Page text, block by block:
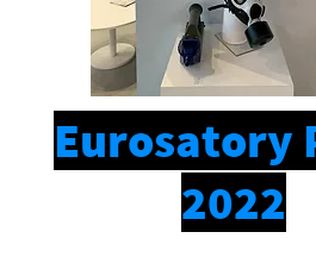
Eurosatory
2022